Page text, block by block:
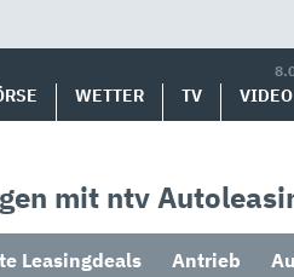
WETTER TV VIDEO
mit ntv
Leasingdeals Antrieb